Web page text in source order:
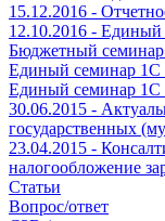
15.12.2016 -
12.10.2016 -
Бюджетный семинар
Единый семинар 1С
Единый семинар 1С
30.06.2015 -
государственных
23.04.2015 -
налогообложение
Статьи
Вопрос/ответ